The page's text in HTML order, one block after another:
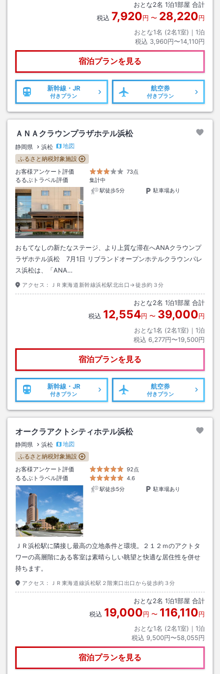
おとな2名 1泊1部屋 合計
税込 7,920円 〜 28,220円
おとな1名 (2名1室)｜ 1泊
税込 3,960円〜14,110円
宿泊プランを見る
新幹線・JR
付きプラン
航空券
付きプラン
ＡＮＡクラウンプラザホテル浜松
静岡県 浜松
地図
ふるさと納税対象施設
お客様アンケート評価
73点
るるぶトラベル評価
集計中
駅徒歩5分
駐車場あり
おもてなしの新たなステージ、より上質な滞在へANAクラウンプ
ラザホテル浜松 7月1日 リブランドオープンホテルクラウンパレ
ス浜松は、「ANA…
アクセス： ＪＲ東海道新幹線浜松駅北出口→徒歩約３分
おとな2名 1泊1部屋 合計
税込 12,554円 〜 39,000円
おとな1名 (2名1室)｜ 1泊
税込 6,277円〜19,500円
宿泊プランを見る
新幹線・JR
付きプラン
航空券
付きプラン
オークラアクトシティホテル浜松
静岡県 浜松
地図
ふるさと納税対象施設
お客様アンケート評価
92点
るるぶトラベル評価
4.6
駅徒歩5分
駐車場あり
ＪＲ浜松駅に隣接し最高の立地条件と環境。２１２ｍのアクトタ
ワーの高層階にある客室は素晴らしい眺望と快適な居住性を併せ
持ちます。
アクセス： ＪＲ東海道線浜松駅２階東口出口から徒歩約３分
おとな2名 1泊1部屋 合計
税込 19,000円 〜 116,110円
おとな1名 (2名1室)｜ 1泊
税込 9,500円〜58,055円
宿泊プランを見る